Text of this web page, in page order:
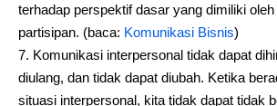
terhadap perspektif dasar yang dimiliki
partisipan. (baca: Komunikasi Bisnis)
Komunikasi interpersonal tidak dapat
diulang, dan tidak dapat diubah. Ketika
situasi interpersonal, kita tidak dapat tidak